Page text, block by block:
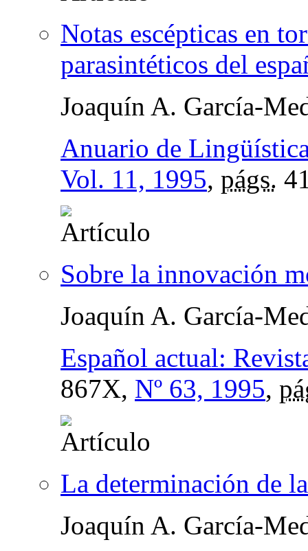
Notas escépticas en
parasintéticos del
Joaquín A. García-
Anuario de
Vol. 11, 1995, págs.
Sobre la innovación
Joaquín A. García-
Español actual:
867X, Nº 63, 1995,
La determinación de
Joaquín A. García-